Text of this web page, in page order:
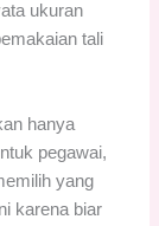
ukuran
tali
hanya
pegawai,
yang
karena biar